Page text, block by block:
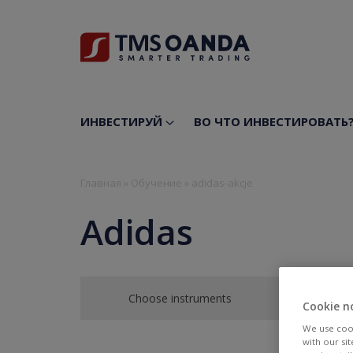
ИНВЕСТИРУЙ ВО ЧТО ИНВЕСТИРОВАТЬ?
Adidas
Choose instruments
Cookie
We use
with our